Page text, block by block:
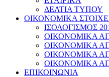
ΔΕΛΤΙΑ ΤΥΠΟΥ
ΟΙΚΟΝΟΜΙΚΑ
ΙΣΟΛΟΓΙΣΜΟΣ
ΟΙΚΟΝΟΜΙΚΑ
ΟΙΚΟΝΟΜΙΚΑ
ΟΙΚΟΝΟΜΙΚΑ
ΟΙΚΟΝΟΜΙΚΑ
ΕΠΙΚΟΙΝΩΝΙΑ